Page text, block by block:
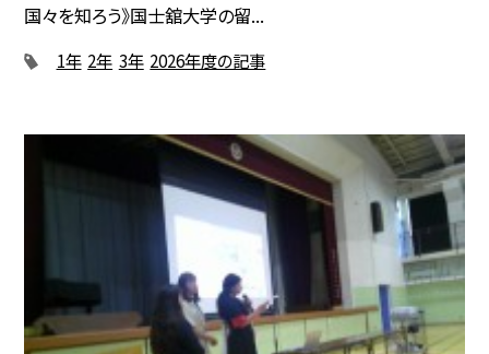
国々を知ろう》国士舘大学の留...
1年 2年 3年 2026年度の記事